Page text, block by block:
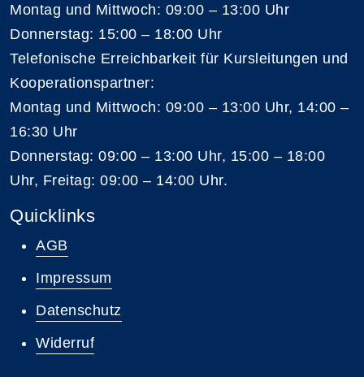
Montag und Mittwoch: 09:00 – 13:00 Uhr
Donnerstag: 15:00 – 18:00 Uhr
Telefonische Erreichbarkeit für Kursleitungen und
Kooperationspartner:
Montag und Mittwoch: 09:00 – 13:00 Uhr, 14:00 –
16:30 Uhr
Donnerstag: 09:00 – 13:00 Uhr, 15:00 – 18:00
Uhr, Freitag: 09:00 – 14:00 Uhr.
Quicklinks
AGB
Impressum
Datenschutz
Widerruf